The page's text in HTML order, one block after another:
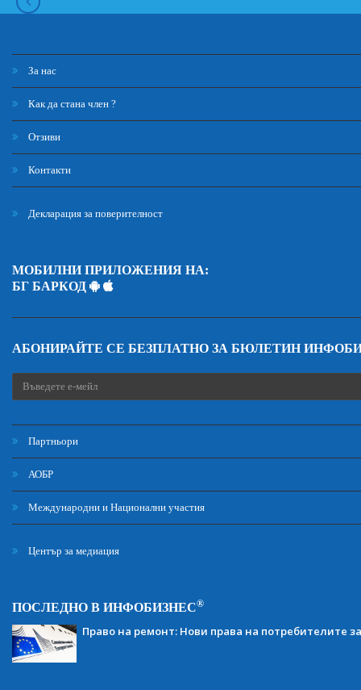
За нас
Как да стана член ?
Отзиви
Контакти
Декларация за поверителност
МОБИЛНИ ПРИЛОЖЕНИЯ НА:
БГ БАРКОД
АБОНИРАЙТЕ СЕ БЕЗПЛАТНО ЗА БЮЛЕТИН
Партньори
АОБР
Международни и Национални участия
Център за медиация
ПОСЛЕДНО В ИНФОБИЗНЕС®
Право на ремонт: Нови права на потребителите